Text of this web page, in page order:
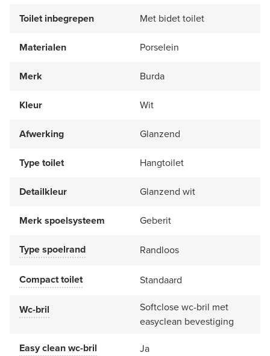
Toilet inbegrepen Met bidet toilet
Materialen Porselein
Merk Burda
Kleur Wit
Afwerking Glanzend
Type toilet Hangtoilet
Detailkleur Glanzend wit
Merk spoelsysteem Geberit
Type spoelrand Randloos
Compact toilet Standaard
Wc-bril
Softclose wc-bril met
easyclean bevestiging
Easy clean wc-bril
Ja